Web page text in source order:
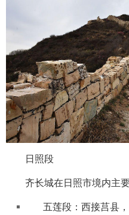
日照段
齐长城在日照市境内主
五莲段：西接莒县
取消